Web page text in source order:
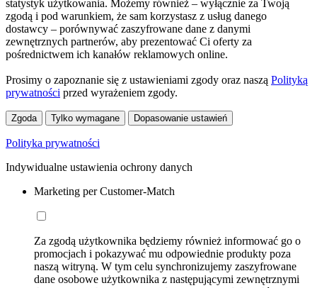
statystyk użytkowania. Możemy również – wyłącznie za Twoją
zgodą i pod warunkiem, że sam korzystasz z usług danego
dostawcy – porównywać zaszyfrowane dane z danymi
zewnętrznych partnerów, aby prezentować Ci oferty za
pośrednictwem ich kanałów reklamowych online.
Prosimy o zapoznanie się z ustawieniami zgody oraz naszą Polityką
prywatności przed wyrażeniem zgody.
Zgoda Tylko wymagane Dopasowanie ustawień
Polityka prywatności
Indywidualne ustawienia ochrony danych
Marketing per Customer-Match
Za zgodą użytkownika będziemy również informować go o
promocjach i pokazywać mu odpowiednie produkty poza
naszą witryną. W tym celu synchronizujemy zaszyfrowane
dane osobowe użytkownika z następującymi zewnętrznymi